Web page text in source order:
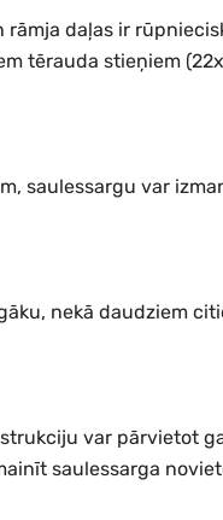
daļas ir
tērauda stieņiem
saulessargu var
nekā daudziem
var pārvietot
saulessarga